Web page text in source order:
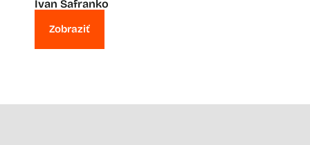
Ivan Šafranko
Zobraziť